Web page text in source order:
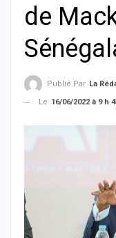
de
Publié Par La Rédaction
Le 16/06/2022 à 9 h